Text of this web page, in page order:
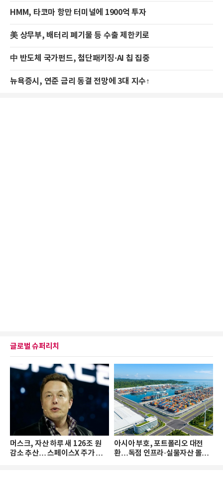
HMM, 타코마 항만 터미널에 1900억 투자
美 상무부, 배터리 폐기물 등 수출 제한키로
中 반도체 국가펀드, 첨단패키징·AI 칩 집중
뉴욕증시, 연준 금리 동결 전망에 3대 지수↑
글로벌 슈퍼리치
머스크, 자산 하루 새 126조 원
감소 추산… 스페이스X 주가 하
아시아 부호, 포트폴리오 대전
환…독점 인프라·실물자산 몰린